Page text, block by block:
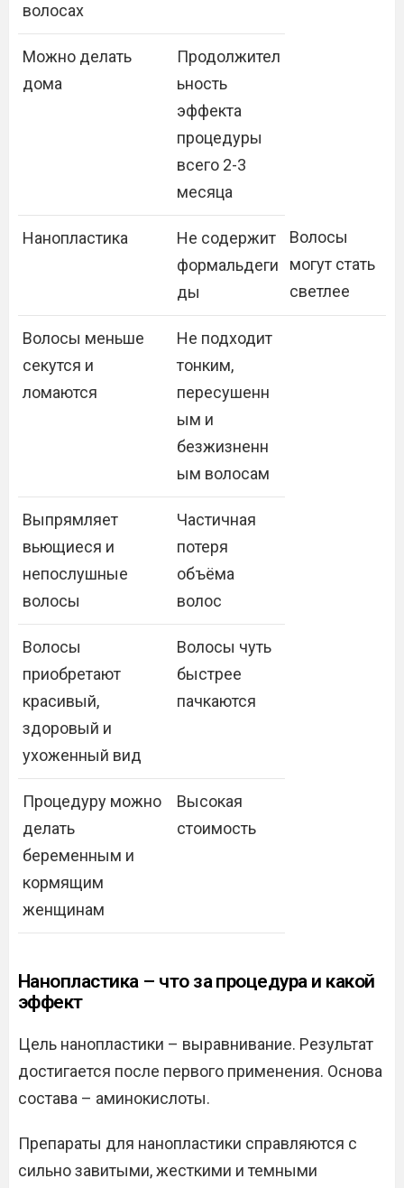
волосах
Можно делать
дома
Продолжител
ьность
эффекта
процедуры
всего 2-3
месяца
Нанопластика
Не содержит
формальдеги
ды
Волосы
могут стать
светлее
Волосы меньше
секутся и
ломаются
Не подходит
тонким,
пересушенн
ым и
безжизненн
ым волосам
Выпрямляет
вьющиеся и
непослушные
волосы
Частичная
потеря
объёма
волос
Волосы
приобретают
красивый,
здоровый и
ухоженный вид
Волосы чуть
быстрее
пачкаются
Процедуру можно
делать
беременным и
кормящим
женщинам
Высокая
стоимость
Нанопластика – что за процедура и какой
эффект
Цель нанопластики – выравнивание. Результат
достигается после первого применения. Основа
состава – аминокислоты.
Препараты для нанопластики справляются с
сильно завитыми, жесткими и темными